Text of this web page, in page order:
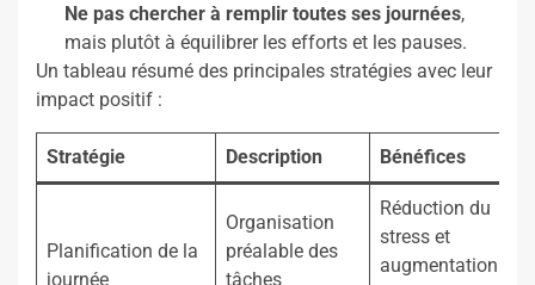
Ne pas chercher à remplir toutes ses journées,
mais plutôt à équilibrer les efforts et les pauses.
Un tableau résumé des principales stratégies avec leur
impact positif :
Stratégie Description Bénéfices
Planification de la
journée
Organisation
préalable des
tâches
Réduction du
stress et
augmentation